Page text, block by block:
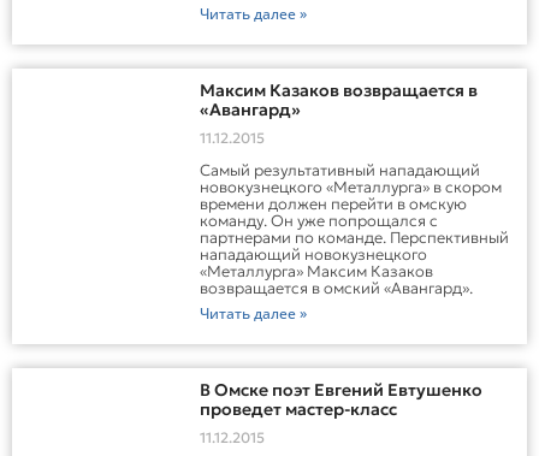
Читать далее »
Максим Казаков возвращается в
«Авангард»
11.12.2015
Самый результативный нападающий
новокузнецкого «Металлурга» в скором
времени должен перейти в омскую
команду. Он уже попрощался с
партнерами по команде. Перспективный
нападающий новокузнецкого
«Металлурга» Максим Казаков
возвращается в омский «Авангард».
Читать далее »
В Омске поэт Евгений Евтушенко
проведет мастер-класс
11.12.2015